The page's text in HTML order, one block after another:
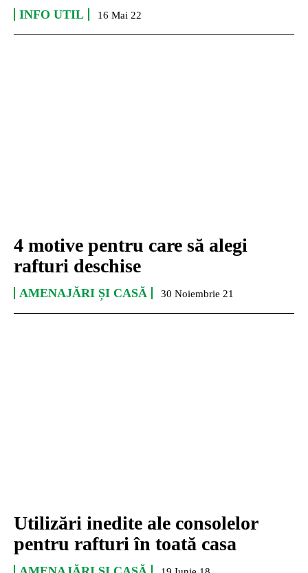
INFO UTIL 16 Mai 22
4 motive pentru care să alegi
rafturi deschise
AMENAJĂRI ȘI CASĂ 30 Noiembrie 21
Utilizări inedite ale consolelor
pentru rafturi în toată casa